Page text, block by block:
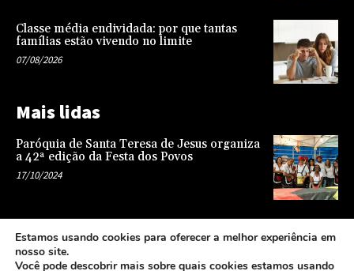
Classe média endividada: por que tantas
famílias estão vivendo no limite
07/08/2026
Mais lidas
Paróquia de Santa Teresa de Jesus organiza
a 42ª edição da Festa dos Povos
17/10/2024
Representatividade na infância: o papel da
escola na formação de uma sociedade mais
justa e equitativa
Estamos usando cookies para oferecer a melhor experiência em
nosso site.
Você pode descobrir mais sobre quais cookies estamos usando